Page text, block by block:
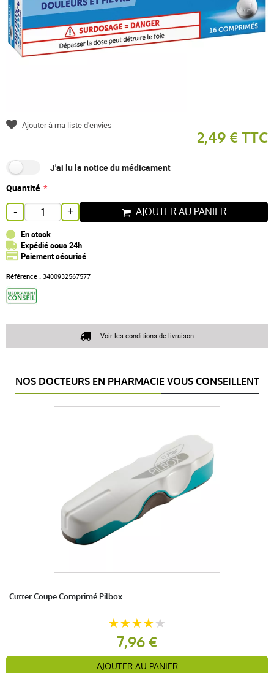
2,49 € TTC
J'ai lu la notice du médicament
Quantité
- + AJOUTER AU PANIER
En stock
Expédié sous 24h
Paiement sécurisé
Référence : 3400932567577
Ajouter à ma liste d'envies
Voir les conditions de livraison
NOS DOCTEURS EN PHARMACIE VOUS CONSEILLENT
Cutter Coupe Comprimé Pilbox
7,96 €
AJOUTER AU PANIER